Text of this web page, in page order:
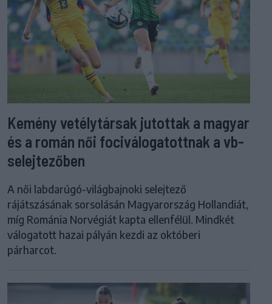
Kemény vetélytársak jutottak a magyar
és a román női fociválogatottnak a vb-
selejtezőben
A női labdarúgó-világbajnoki selejtező
rájátszásának sorsolásán Magyarország Hollandiát,
míg Románia Norvégiát kapta ellenfélül. Mindkét
válogatott hazai pályán kezdi az októberi
párharcot.